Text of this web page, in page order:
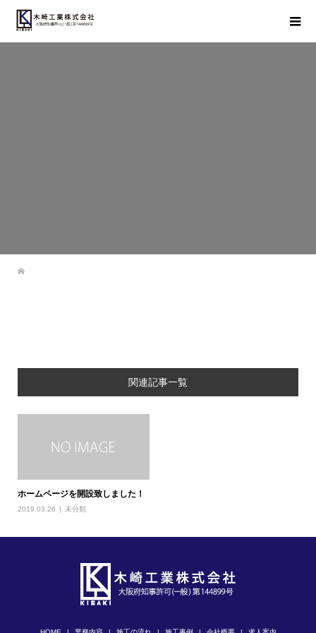
関連記事一覧
ホームページを開設致しました！
2019.03.26 未分類